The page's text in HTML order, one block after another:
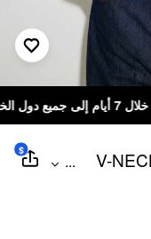
V-
...
$